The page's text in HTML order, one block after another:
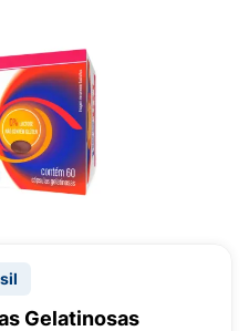
Gelatinosas